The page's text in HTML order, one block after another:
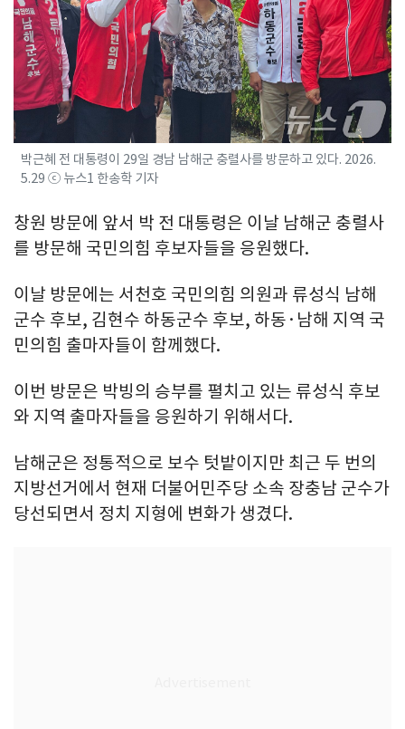
박근혜 전 대통령이 29일 경남 남해군 충렬사를 방문하고 있다. 2026.
5.29 ⓒ 뉴스1 한송학 기자
창원 방문에 앞서 박 전 대통령은 이날 남해군 충렬사
를 방문해 국민의힘 후보자들을 응원했다.
이날 방문에는 서천호 국민의힘 의원과 류성식 남해
군수 후보, 김현수 하동군수 후보, 하동·남해 지역 국
민의힘 출마자들이 함께했다.
이번 방문은 박빙의 승부를 펼치고 있는 류성식 후보
와 지역 출마자들을 응원하기 위해서다.
남해군은 정통적으로 보수 텃밭이지만 최근 두 번의
지방선거에서 현재 더불어민주당 소속 장충남 군수가
당선되면서 정치 지형에 변화가 생겼다.